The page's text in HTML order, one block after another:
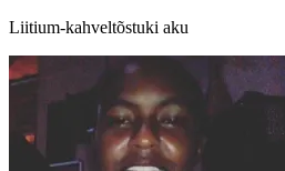
Liitium-kahveltõstuki aku